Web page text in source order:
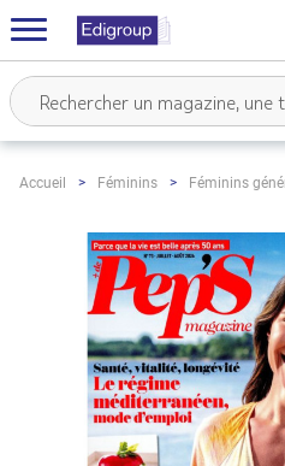
Accueil Féminins Féminins